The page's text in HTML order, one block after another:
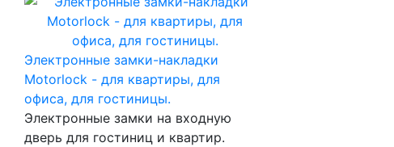
Электронные замки-накладки
Motorlock - для квартиры, для
офиса, для гостиницы.
Электронные замки на входную
дверь для гостиниц и квартир.